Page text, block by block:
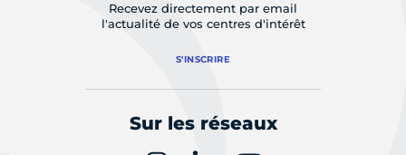
Recevez directement par email
l'actualité de vos centres d'intérêt
S'INSCRIRE
Sur les réseaux